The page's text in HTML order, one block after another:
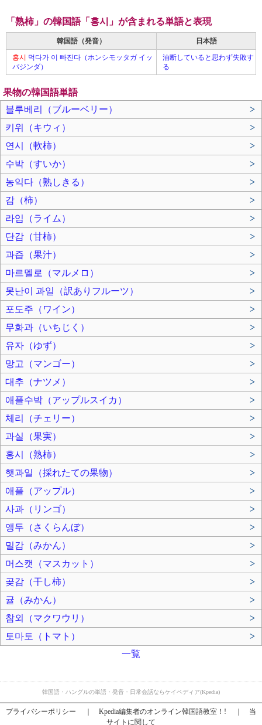
「熟柿」の韓国語「홍시」が含まれる単語と表現
韓国語（発音）
日本語
홍시
먹다가 이 빠진다（ホンシモッタガ イッ
パジンダ）
油断していると思わず失敗す
る
果物の韓国語単語
블루베리（ブルーベリー）
>
키위（キウィ）
>
연시（軟柿）
>
수박（すいか）
>
농익다（熟しきる）
>
감（柿）
>
라임（ライム）
>
단감（甘柿）
>
과즙（果汁）
>
마르멜로（マルメロ）
>
못난이 과일（訳ありフルーツ）
>
포도주（ワイン）
>
무화과（いちじく）
>
유자（ゆず）
>
망고（マンゴー）
>
대추（ナツメ）
>
애플수박（アップルスイカ）
>
체리（チェリー）
>
과실（果実）
>
홍시（熟柿）
>
햇과일（採れたての果物）
>
애플（アップル）
>
사과（リンゴ）
>
앵두（さくらんぼ）
>
밀감（みかん）
>
머스캣（マスカット）
>
곶감（干し柿）
>
귤（みかん）
>
참외（マクワウリ）
>
토마토（トマト）
>
一覧
韓国語・ハングルの単語・発音・日常会話ならケイペディア(Kpedia)
プライバシーポリシー Kpedia編集者のオンライン韓国語教室！!
当
サイトに関して